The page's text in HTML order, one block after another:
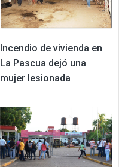
Incendio de vivienda en
La Pascua dejó una
mujer lesionada